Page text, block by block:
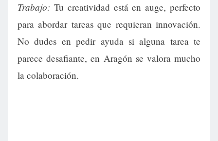
Trabajo: Tu creatividad está en auge, perfecto
para abordar tareas que requieran innovación.
No dudes en pedir ayuda si alguna tarea te
parece desafiante, en Aragón se valora mucho
la colaboración.